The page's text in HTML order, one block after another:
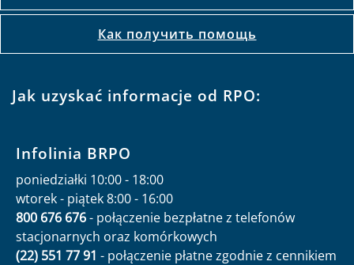
Как получить помощь
Jak uzyskać informacje od RPO:
Infolinia BRPO
poniedziałki 10:00 - 18:00
wtorek - piątek 8:00 - 16:00
800 676 676- połączenie bezpłatne z telefonów
stacjonarnych oraz komórkowych
(22) 551 77 91 - połączenie płatne zgodnie z cennikiem